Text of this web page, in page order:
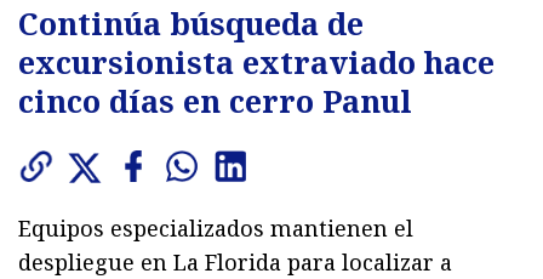
Continúa búsqueda de
excursionista extraviado hace
cinco días en cerro Panul
Equipos especializados mantienen el
despliegue en La Florida para localizar a